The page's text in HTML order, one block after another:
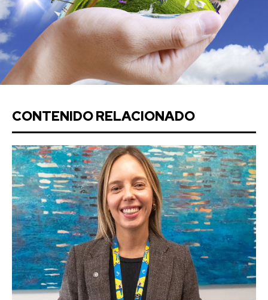
CONTENIDO RELACIONADO